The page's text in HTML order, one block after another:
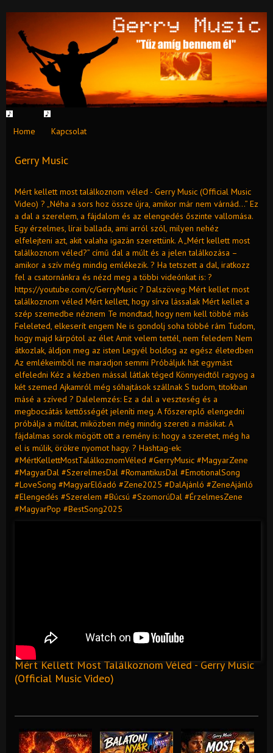
Home Kapcsolat
Gerry Music
Mért kellett most találkoznom véled - Gerry Music (Official Music
Video) ? „Néha a sors hoz össze újra, amikor már nem várnád…” Ez
a dal a szerelem, a fájdalom és az elengedés őszinte vallomása.
Egy érzelmes, lírai ballada, ami arról szól, milyen nehéz
elfelejteni azt, akit valaha igazán szerettünk. A „Mért kellett most
találkoznom véled?” című dal a múlt és a jelen találkozása –
amikor a szív még mindig emlékezik. ? Ha tetszett a dal, iratkozz
fel a csatornánkra és nézd meg a többi videónkat is: ?
https://youtube.com/c/GerryMusic ? Dalszöveg: Mért kellet most
találkoznom véled Mért kellett, hogy sírva lássalak Mért kellet a
szép szemedbe néznem Te mondtad, hogy nem kell többé más
Feleleted, elkeserít engem Ne is gondolj soha többé rám Tudom,
hogy majd kárpótol az élet Amit velem tettél, nem feledem Nem
átkozlak, áldjon meg az isten Legyél boldog az egész életedben
Az emlékeimből ne maradjon semmi Próbáljuk hát egymást
elfeledni Kéz a kézben mással látlak téged Könnyeidtől ragyog a
két szemed Ajkamról még sóhajtások szállnak S tudom, titokban
másé a szíved ? Dalelemzés: Ez a dal a veszteség és a
megbocsátás kettősségét jeleníti meg. A főszereplő elengedni
próbálja a múltat, miközben még mindig szereti a másikat. A
fájdalmas sorok mögött ott a remény is: hogy a szeretet, még ha
el is múlik, örökre nyomot hagy. ? Hashtag-ek:
#MértKellettMostTalálkoznomVéled #GerryMusic #MagyarZene
#MagyarDal #SzerelmesDal #RomantikusDal #EmotionalSong
#LoveSong #MagyarElőadó #Zene2025 #DalAjánló #ZeneAjánló
#Elengedés #Szerelem #Búcsú #SzomorúDal #ÉrzelmesZene
#MagyarPop #BestSong2025
Mért Kellett Most Találkoznom Véled - Gerry Music
(Official Music Video)